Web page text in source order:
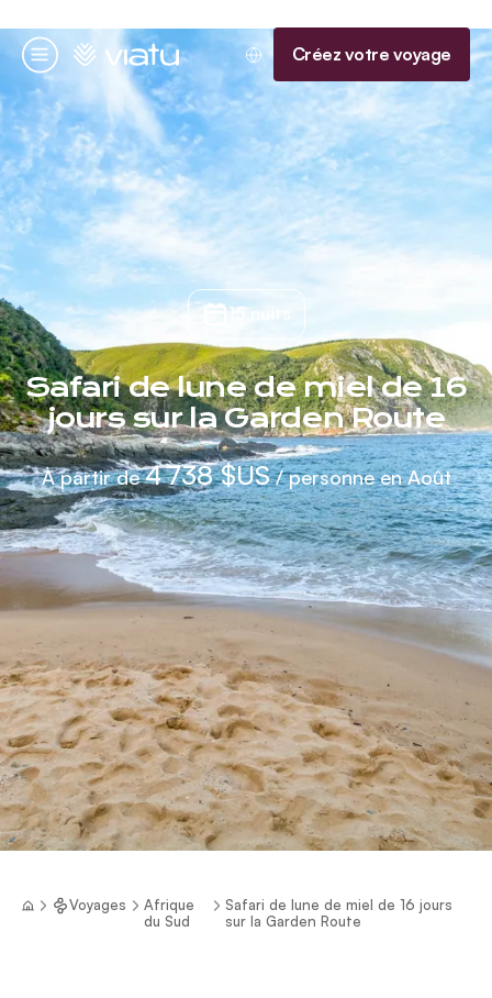
Menu
Accueil Créez votre voyage
15 nuits
Safari de lune de miel de 16
jours sur la Garden Route
À partir de4 738 $US/ personne en Août
Voyages
Afrique
du Sud
Safari de lune de miel de 16 jours
sur la Garden Route